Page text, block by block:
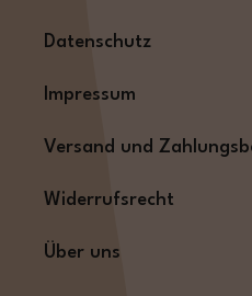
Datenschutz
Impressum
Versand und
Widerrufsrecht
Über uns